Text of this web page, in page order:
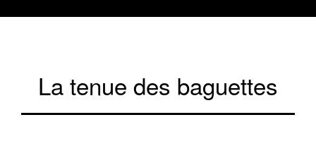
La tenue des baguettes